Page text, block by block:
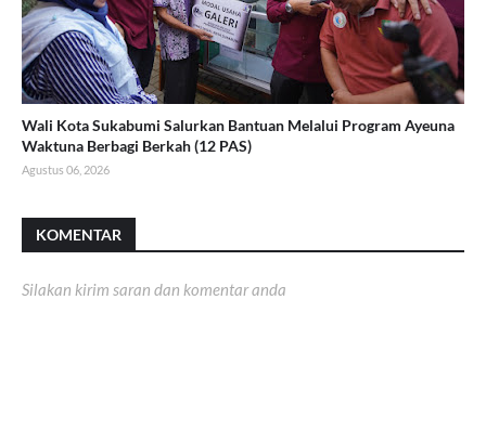
Wali Kota Sukabumi Salurkan Bantuan Melalui Program Ayeuna
Waktuna Berbagi Berkah (12 PAS)
Agustus 06, 2026
KOMENTAR
Silakan kirim saran dan komentar anda